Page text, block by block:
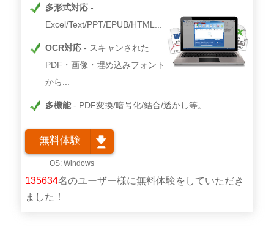
多形式対応
Excel/Text/PPT/EPUB/HTML...
OCR対応
スキャンされた
PDF・画像・埋め込みフォント
から...
多機能 PDF変換/暗号化/結合/透かし等。
無料体験
135634名のユーザー様に無料体験をしていただき
ました！